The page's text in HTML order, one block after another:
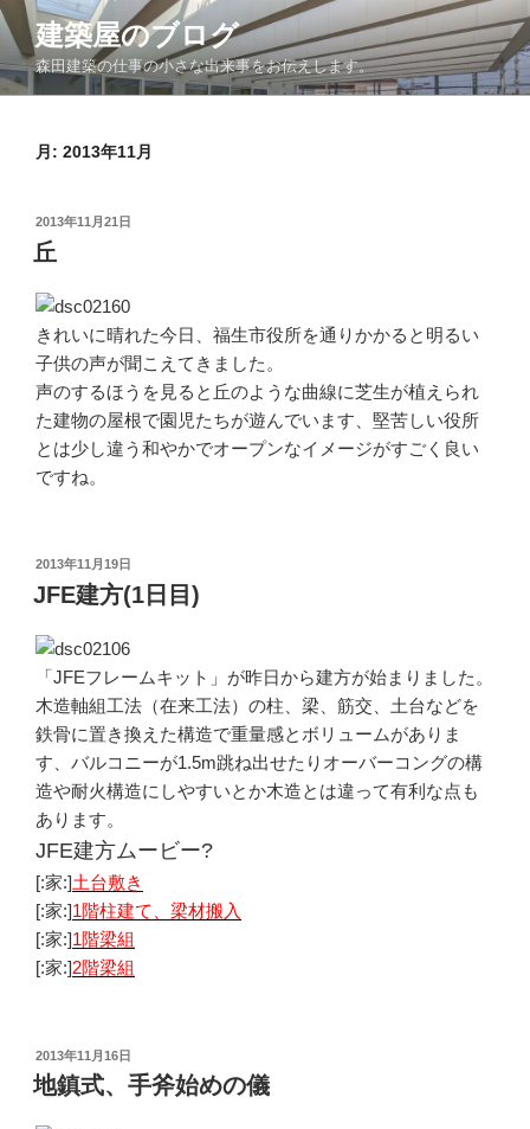
コ
ン
テ
ン
建築屋のブログ
森田建築の仕事の小さな出来事をお伝えします。
月: 2013年11月
投
稿
日:
2013年11月21日
丘
きれいに晴れた今日、福生市役所を通りかかると明るい
子供の声が聞こえてきました。
声のするほうを見ると丘のような曲線に芝生が植えられ
た建物の屋根で園児たちが遊んでいます、堅苦しい役所
とは少し違う和やかでオープンなイメージがすごく良い
ですね。
投
稿
日:
2013年11月19日
JFE建方(1日目)
「JFEフレームキット」が昨日から建方が始まりました。
木造軸組工法（在来工法）の柱、梁、筋交、土台などを
鉄骨に置き換えた構造で重量感とボリュームがありま
す、バルコニーが1.5m跳ね出せたりオーバーコングの構
造や耐火構造にしやすいとか木造とは違って有利な点も
あります。
JFE建方ムービー?
[:家:]土台敷き
[:家:]1階柱建て、梁材搬入
[:家:]1階梁組
[:家:]2階梁組
投
稿
日:
2013年11月16日
地鎮式、手斧始めの儀